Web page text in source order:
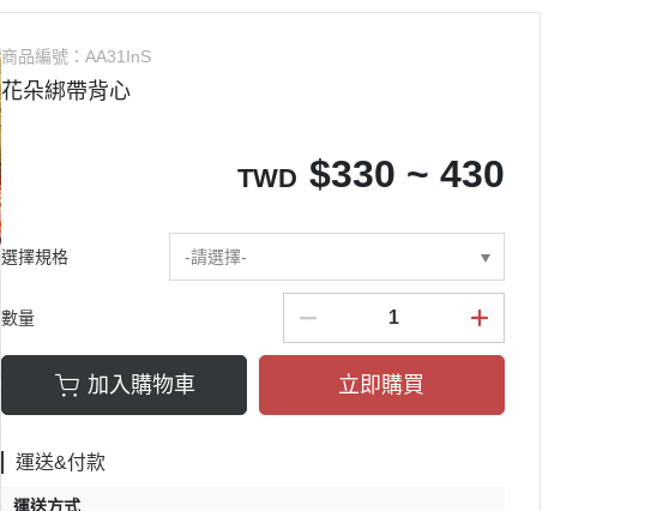
商品編號：AA31InS
花朵綁帶背心
TWD $330 ~ 430
選擇規格 -請選擇-
數量
加入購物車 立即購買
運送&付款
運送方式